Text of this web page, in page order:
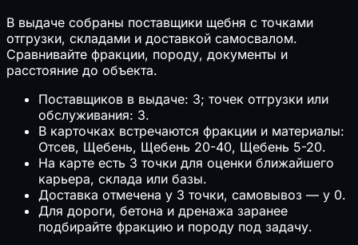
В выдаче собраны поставщики щебня с точками
отгрузки, складами и доставкой самосвалом.
Сравнивайте фракции, породу, документы и
расстояние до объекта.
Поставщиков в выдаче: 3; точек отгрузки или
обслуживания: 3.
В карточках встречаются фракции и материалы:
Отсев, Щебень, Щебень 20-40, Щебень 5-20.
На карте есть 3 точки для оценки ближайшего
карьера, склада или базы.
Доставка отмечена у 3 точки, самовывоз — у 0.
Для дороги, бетона и дренажа заранее
подбирайте фракцию и породу под задачу.